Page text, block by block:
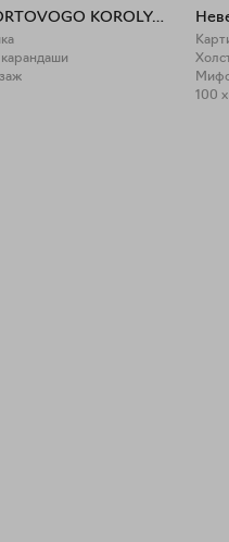
KORONA CHORTOVOGO KOROLYA_ корона чертового короля
100